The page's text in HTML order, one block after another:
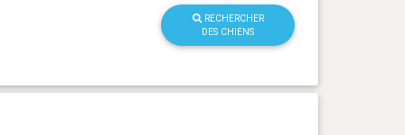
RECHERCHER
DES CHIENS